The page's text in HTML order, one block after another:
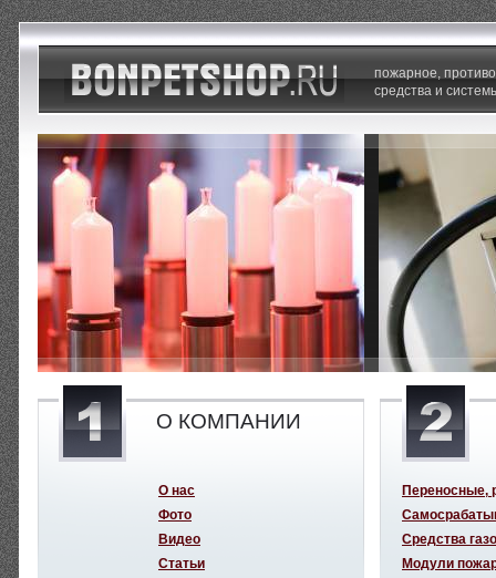
пожарное,
средства и
О КОМПАНИИ
О нас
Фото
Видео
Статьи
Переносные,
Средства
Модули